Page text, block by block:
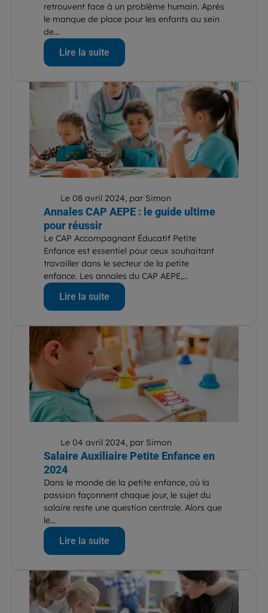
retrouvent face à un problème humain. Après
le manque de place pour les enfants au sein
de...
Lire la suite
Le 08 avril 2024, par Simon
Annales CAP AEPE : le guide ultime
pour réussir
Le CAP Accompagnant Éducatif Petite
Enfance est essentiel pour ceux souhaitant
travailler dans le secteur de la petite
enfance. Les annales du CAP AEPE,...
Lire la suite
Le 04 avril 2024, par Simon
Salaire Auxiliaire Petite Enfance en
2024
Dans le monde de la petite enfance, où la
passion façonnent chaque jour, le sujet du
salaire reste une question centrale. Alors que
le...
Lire la suite